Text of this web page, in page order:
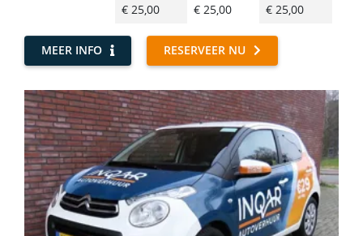
€ 25,00
€ 25,00 € 25,00
MEER INFO RESERVEER NU